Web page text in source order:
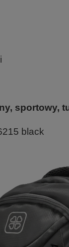
sportowy,
black